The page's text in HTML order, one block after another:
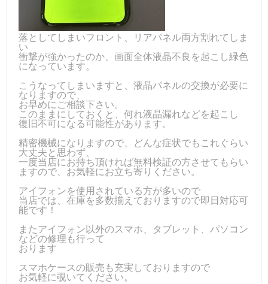
落としてしまいフロント、リアパネル両方割れてしま
い
衝撃が強かったのか、画面全体液晶不良を起こし緑色
になっています。
こうなってしまいますと、液晶パネルの交換が必要に
なりますので、
お早めにご相談下さい。
このままにしておくと、何れ液晶漏れなどを起こし
復旧不可になる可能性があります。
精密機械になりますので、どんな症状でもこれぐらい
大丈夫と思わず、
一度当店にお持ち頂ければ無料検証の方させてもらい
ますので、お気軽にお立ち寄りください。
アイフォンを使用されている方が多いので
当店では、在庫を多数揃えておりますので即日対応可
能です！
またアイフォン以外のスマホ、タブレット、パソコン
などの修理も行って
おります
スマホケースの販売も充実しておりますので
お気軽に覗いてください。